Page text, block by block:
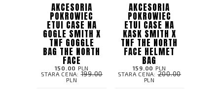
AKCESORIA
POKROWIEC
ETUI CASE NA
GOGLE SMITH X
TNF GOGGLE
BAG THE NORTH
FACE
150.00 PLN
STARA CENA:199.00
PLN
AKCESORIA
POKROWIEC
ETUI CASE NA
KASK SMITH X
TNF THE NORTH
FACE HELMET
BAG
159.00 PLN
STARA CENA:200.00
PLN